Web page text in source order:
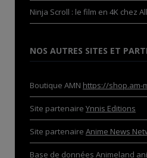
Ninja Scroll : le film en 4K chez
NOS AUTRES SITES ET
Boutique AMN https://shop.am-
Site partenaire Ynnis Editions
Site partenaire Anime News
Base de données Animeland